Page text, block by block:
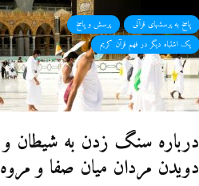
پاسخ به پرسشهای قرآنی
پرسش و پاسخ
یک اشتباه دیگر در فهم قرآن کریم
درباره سنگ زدن به شیطان و
دویدن مردان میان صفا و مروه